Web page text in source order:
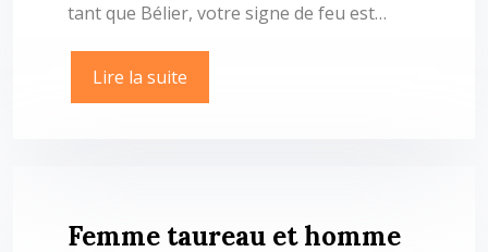
tant que Bélier, votre signe de feu est…
Lire la suite
Femme taureau et homme